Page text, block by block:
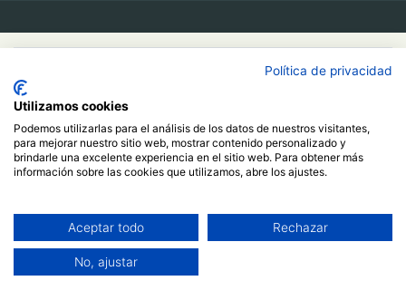
Buy Now
Add to Cart
Ja estic registrat/da
Course
Política de privacidad
Utilizamos cookies
Podemos utilizarlas para el análisis de los datos de nuestros visitantes,
para mejorar nuestro sitio web, mostrar contenido personalizado y
brindarle una excelente experiencia en el sitio web. Para obtener más
información sobre las cookies que utilizamos, abre los ajustes.
Aceptar todo Rechazar
No, ajustar